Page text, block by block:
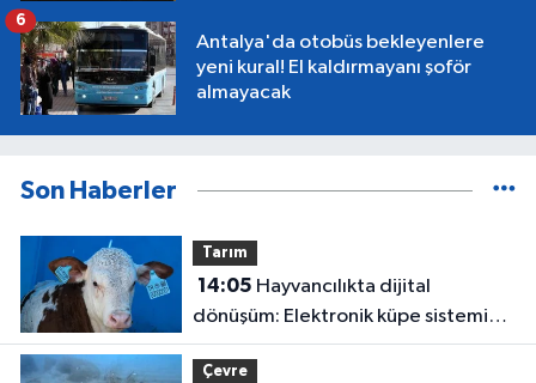
Antalya'da otobüs bekleyenlere
yeni kural! El kaldırmayanı şoför
almayacak
6
Son Haberler
Tarım
14:05
dönüşüm: Elektronik küpe sistemi
başladı
Çevre